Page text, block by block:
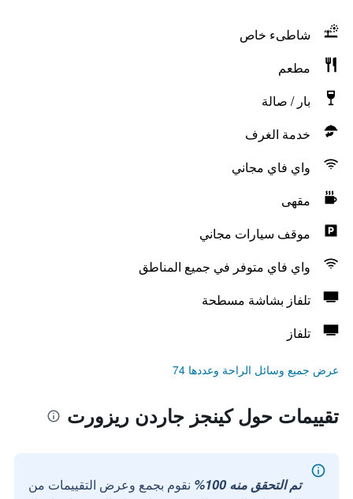
شاطىء خاص
مطعم
بار / صالة
خدمة الغرف
واي فاي مجاني
مقهى
موقف سيارات مجاني
واي فاي متوفر في جميع المناطق
تلفاز بشاشة مسطحة
تلفاز
عرض جميع وسائل الراحة وعددها 74
تقييمات حول كينجز جاردن ريزورت
تم التحقق منه 100%
نقوم بجمع وعرض التقييمات من